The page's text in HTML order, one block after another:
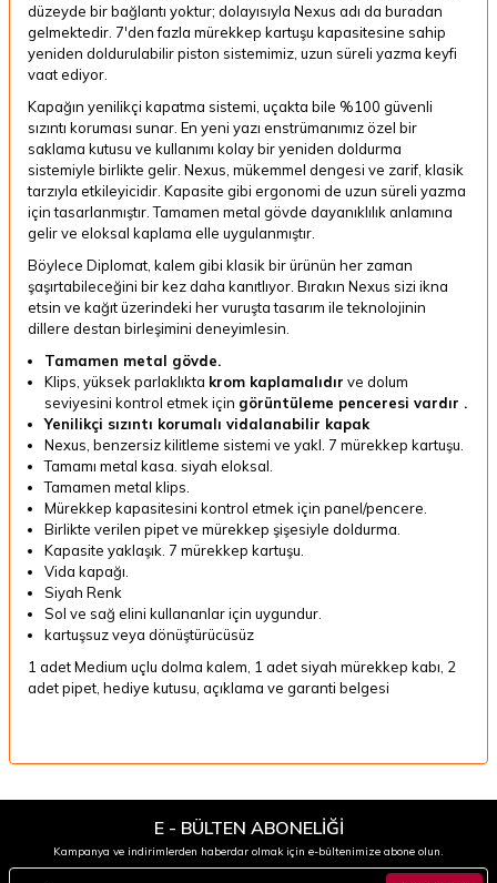
düzeyde bir bağlantı yoktur; dolayısıyla Nexus adı da buradan
gelmektedir. 7'den fazla mürekkep kartuşu kapasitesine sahip
yeniden doldurulabilir piston sistemimiz, uzun süreli yazma keyfi
vaat ediyor.
Kapağın yenilikçi kapatma sistemi, uçakta bile %100 güvenli
sızıntı koruması sunar. En yeni yazı enstrümanımız özel bir
saklama kutusu ve kullanımı kolay bir yeniden doldurma
sistemiyle birlikte gelir. Nexus, mükemmel dengesi ve zarif, klasik
tarzıyla etkileyicidir. Kapasite gibi ergonomi de uzun süreli yazma
için tasarlanmıştır. Tamamen metal gövde dayanıklılık anlamına
gelir ve eloksal kaplama elle uygulanmıştır.
Böylece Diplomat, kalem gibi klasik bir ürünün her zaman
şaşırtabileceğini bir kez daha kanıtlıyor. Bırakın Nexus sizi ikna
etsin ve kağıt üzerindeki her vuruşta tasarım ile teknolojinin
dillere destan birleşimini deneyimlesin.
Tamamen metal gövde.
Klips, yüksek parlaklıkta krom kaplamalıdır ve dolum
seviyesini kontrol etmek için görüntüleme penceresi vardır .
Yenilikçi sızıntı korumalı vidalanabilir kapak
Nexus, benzersiz kilitleme sistemi ve yakl. 7 mürekkep kartuşu.
Tamamı metal kasa. siyah eloksal.
Tamamen metal klips.
Mürekkep kapasitesini kontrol etmek için panel/pencere.
Birlikte verilen pipet ve mürekkep şişesiyle doldurma.
Kapasite yaklaşık. 7 mürekkep kartuşu.
Vida kapağı.
Siyah Renk
Sol ve sağ elini kullananlar için uygundur.
kartuşsuz veya dönüştürücüsüz
1 adet Medium uçlu dolma kalem, 1 adet siyah mürekkep kabı, 2
adet pipet, hediye kutusu, açıklama ve garanti belgesi
E - BÜLTEN ABONELİĞİ
Kampanya ve indirimlerden haberdar olmak için e-bültenimize abone olun.